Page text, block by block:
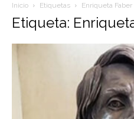
Inicio Etiquetas Enriqueta Faber
Etiqueta: